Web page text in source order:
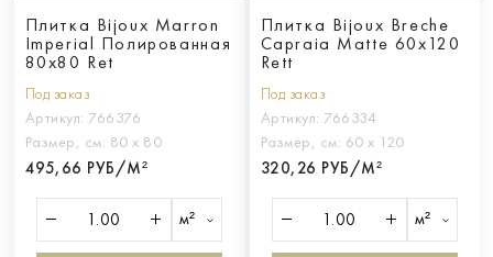
Плитка Bijoux Marron
Imperial Полированная
80x80 Ret
Под заказ
Артикул: 766376
Размер, см: 80 х 80
495,66 РУБ/М²
м²
Плитка Bijoux Breche
Capraia Matte 60x120
Rett
Под заказ
Артикул: 766334
Размер, см: 60 х 120
320,26 РУБ/М²
м²